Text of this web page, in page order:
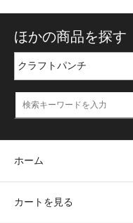
ほかの商品を探す
ホーム
カートを見る